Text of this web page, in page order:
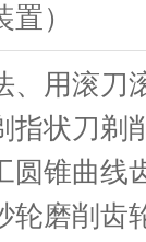
）
、用滚刀
指状刀剃
圆锥曲线
轮磨削齿